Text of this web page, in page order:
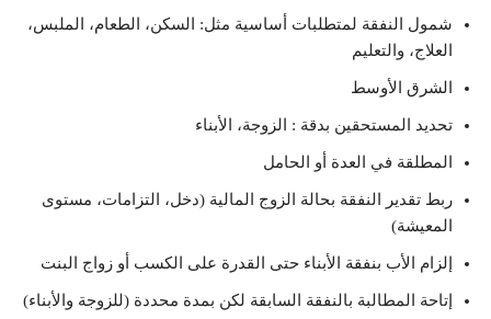
شمول النفقة لمتطلبات أساسية مثل: السكن، الطعام، الملبس،
العلاج، والتعليم
الشرق الأوسط
تحديد المستحقين بدقة : الزوجة، الأبناء
المطلقة في العدة أو الحامل
ربط تقدير النفقة بحالة الزوج المالية (دخل، التزامات، مستوى
المعيشة)
إلزام الأب بنفقة الأبناء حتى القدرة على الكسب أو زواج البنت
إتاحة المطالبة بالنفقة السابقة لكن بمدة محددة (للزوجة والأبناء)